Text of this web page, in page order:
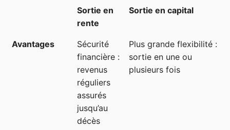
Sortie en
rente
Sortie en capital
Avantages
Sécurité
financière :
revenus
réguliers
assurés
jusqu’au
décès
Plus grande flexibilité :
sortie en une ou
plusieurs fois